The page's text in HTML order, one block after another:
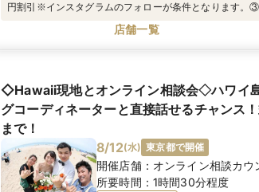
円割引※インスタグラムのフォローが条件となります。
がもらえる！ご成約でさらにBIGな特典あり！④ご来館
店舗一覧
◇Hawaii現地とオンライン相談会◇ハワイ
グコーディネーターと直接話せるチャンス
まで！
8/12(水) 東京都で開催
開催店舗： オンライン相談カウ
所要時間： 1時間30分程度